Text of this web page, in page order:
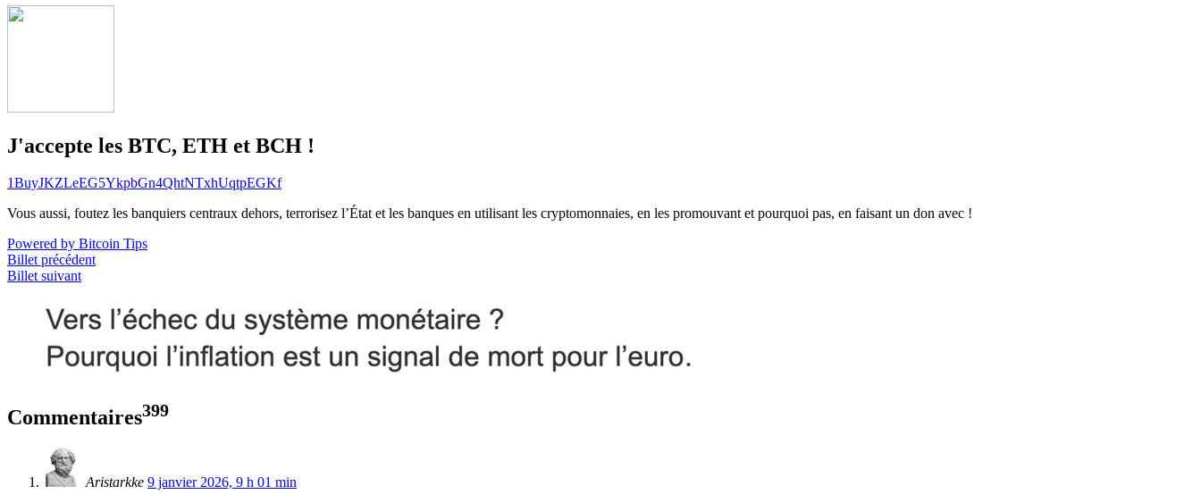
J'accepte les BTC, ETH et BCH !
1BuyJKZLeEG5YkpbGn4QhtNTxhUqtpEGKf
Vous aussi, foutez les banquiers centraux dehors, terrorisez l’État et les banques en utilisant les cryptomonnaies, en les promouvant et pourquoi pas, en faisant un don avec !
Powered by Bitcoin Tips
Billet précédent
Billet suivant
Commentaires399
Aristarkke 9 janvier 2026, 9 h 01 min